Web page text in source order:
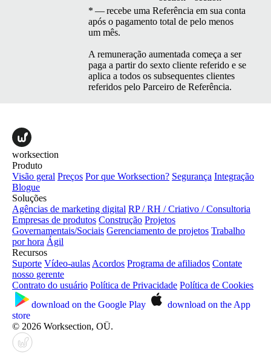
* — recebe uma Refer­ên­cia em sua con­ta
após o paga­men­to total de pelo menos
um mês.
A remu­ner­ação aumen­ta­da começa a ser
paga a par­tir do sex­to cliente referi­do e se
apli­ca a todos os sub­se­quentes clientes
referi­dos pelo Par­ceiro de Referência.
worksection
Produto
Visão geral Preços Por que Worksection? Segurança Integração
Blogue
Soluções
Agências de marketing digital RP / RH / Criativo / Consultoria
Empresas de produtos Construção Projetos
Governamentais/Sociais Gerenciamento de projetos Trabalho
por hora Ágil
Recursos
Suporte Vídeo-aulas Acordos Programa de afiliados Contate
nosso gerente
Contrato do usuário Política de Privacidade Política de Cookies
download on the Google Play download on the App
store
© 2026 Worksection, OÜ.